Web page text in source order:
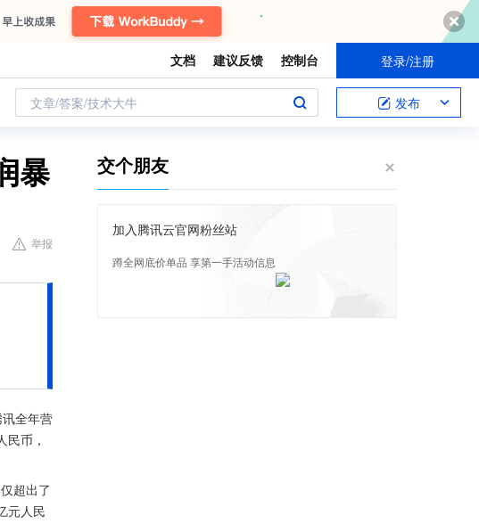
文档 建议反馈 控制台 登录/注册
文章/答案/技术大牛 发布
暴
举报
全年营
币，
超出了
元人民
交个朋友
加入腾讯云官网粉丝站
蹲全网底价单品 享第一手活动信息